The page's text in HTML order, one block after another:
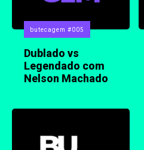
butecagem #005
Dublado vs
Legendado com
Nelson Machado